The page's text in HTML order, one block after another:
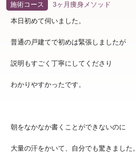
施術コース 3ヶ月痩身メソッド
本日初めて伺いました。
普通の戸建てで初めは緊張しましたが
説明もすごく丁寧にしてくださり
わかりやすかったです。
朝をなかなか書くことができないのに
大量の汗をかいて、自分でも驚きました。